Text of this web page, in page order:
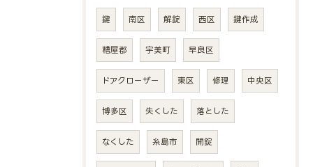
鍵 南区 解錠 西区 鍵作成
糟屋郡 宇美町 早良区
ドアクローザー 東区 修理 中央区
博多区 失くした 落とした
なくした 糸島市 開錠